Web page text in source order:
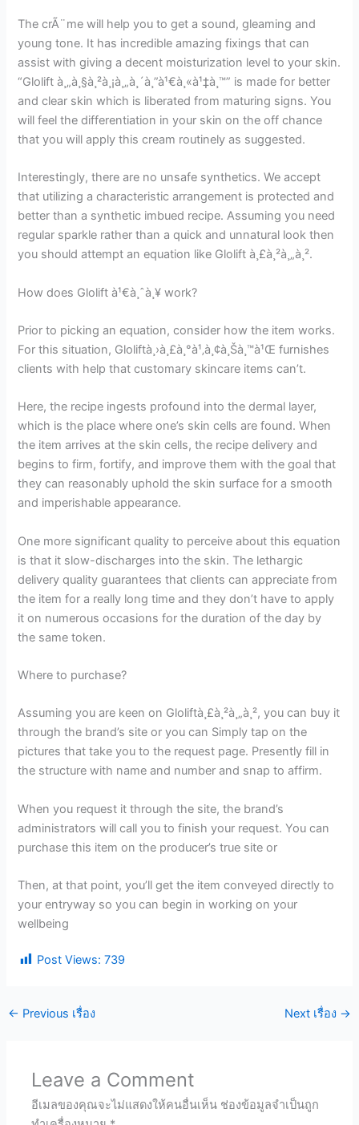
The crÃ¨me will help you to get a sound, gleaming and
young tone. It has incredible amazing fixings that can
assist with giving a decent moisturization level to your skin.
“Glolift à¸„à¸§à¸²à¸¡à¸„à¸´à¸”à¹€à¸«à¹‡à¸™” is made for better
and clear skin which is liberated from maturing signs. You
will feel the differentiation in your skin on the off chance
that you will apply this cream routinely as suggested.
Interestingly, there are no unsafe synthetics. We accept
that utilizing a characteristic arrangement is protected and
better than a synthetic imbued recipe. Assuming you need
regular sparkle rather than a quick and unnatural look then
you should attempt an equation like Glolift à¸£à¸²à¸„à¸².
How does Glolift à¹€à¸ˆà¸¥ work?
Prior to picking an equation, consider how the item works.
For this situation, Gloliftà¸›à¸£à¸°à¹‚à¸¢à¸Šà¸™à¹Œ furnishes
clients with help that customary skincare items can’t.
Here, the recipe ingests profound into the dermal layer,
which is the place where one’s skin cells are found. When
the item arrives at the skin cells, the recipe delivery and
begins to firm, fortify, and improve them with the goal that
they can reasonably uphold the skin surface for a smooth
and imperishable appearance.
One more significant quality to perceive about this equation
is that it slow-discharges into the skin. The lethargic
delivery quality guarantees that clients can appreciate from
the item for a really long time and they don’t have to apply
it on numerous occasions for the duration of the day by
the same token.
Where to purchase?
Assuming you are keen on Gloliftà¸£à¸²à¸„à¸², you can buy it
through the brand’s site or you can Simply tap on the
pictures that take you to the request page. Presently fill in
the structure with name and number and snap to affirm.
When you request it through the site, the brand’s
administrators will call you to finish your request. You can
purchase this item on the producer’s true site or
Then, at that point, you’ll get the item conveyed directly to
your entryway so you can begin in working on your
wellbeing
Post Views: 739
← Previous เรื่อง Next เรื่อง →
Leave a Comment
อีเมลของคุณจะไม่แสดงให้คนอื่นเห็น ช่องข้อมูลจำเป็นถูก